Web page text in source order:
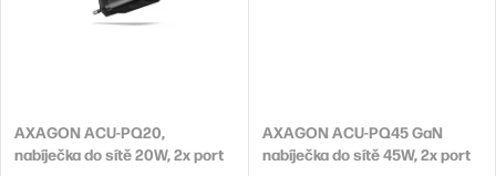
AXAGON ACU-PQ20,
nabíječka do sítě 20W, 2x port
AXAGON ACU-PQ45 GaN
nabíječka do sítě 45W, 2x port